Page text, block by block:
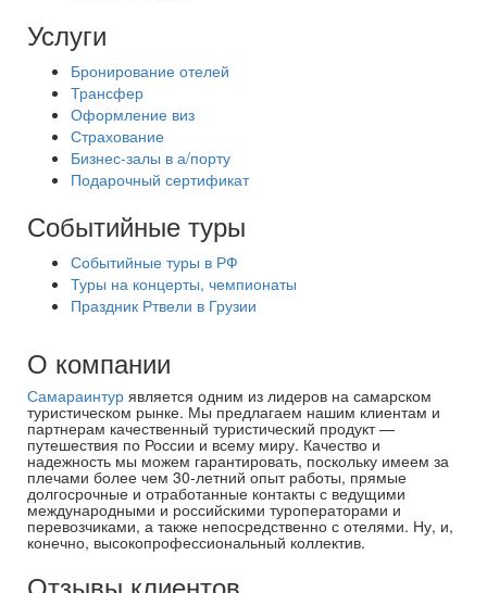
Услуги
Бронирование отелей
Трансфер
Оформление виз
Страхование
Бизнес-залы в а/порту
Подарочный сертификат
Событийные туры
Событийные туры в РФ
Туры на концерты, чемпионаты
Праздник Ртвели в Грузии
О компании
Самараинтур является одним из лидеров на самарском
туристическом рынке. Мы предлагаем нашим клиентам и
партнерам качественный туристический продукт —
путешествия по России и всему миру. Качество и
надежность мы можем гарантировать, поскольку имеем за
плечами более чем 30-летний опыт работы, прямые
долгосрочные и отработанные контакты с ведущими
международными и российскими туроператорами и
перевозчиками, а также непосредственно с отелями. Ну, и,
конечно, высокопрофессиональный коллектив.